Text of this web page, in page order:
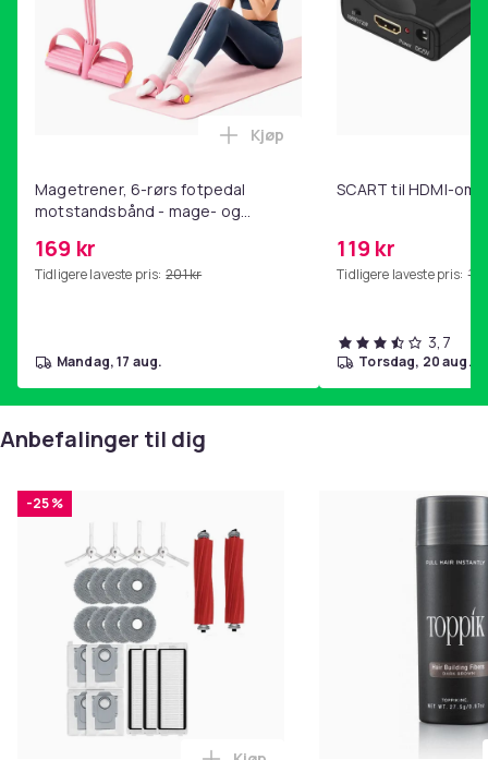
Specifikation
- Volumen: 35 cl (350 ml) - Antal: 6 glas -
Materiale: Glas
Artikkel nr.
03702766-698f-5e97-885f-997dd01560aa
Magetrener, 6-rørs fotpedal
motstandsbånd - mage- og
hjemmegymnastikk Pink
169 kr
Tidligere laveste pris: 201 kr
Legg Magetrener, 6-rørs
Kjøp
mandag, 17 aug.
SCART til HDMI-
119 kr
Tidligere laveste pris:
3,7
torsdag, 20 aug.
Anbefalinger til dig
-25 %